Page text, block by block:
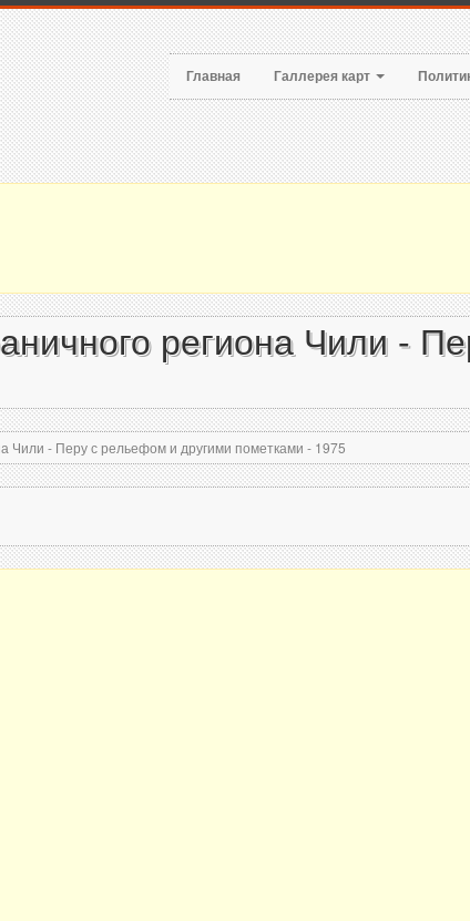
Главная Галлерея карт
региона Чили -
Чили - Перу с рельефом и другими пометками - 1975